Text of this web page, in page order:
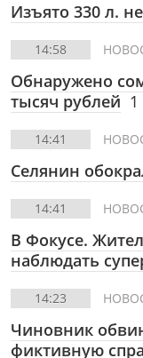
Изъято 330 л.
14:58
Обнаружено
тысяч рублей 1
14:41
Селянин
14:41
В Фокусе.
наблюдать
14:23
Чиновник
фиктивную